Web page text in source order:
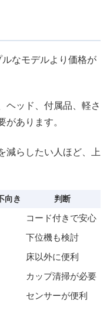
なモデルより価格が
ヘッド、付属品、軽さ
があります。
減らしたい人ほど、上
向き 判断
コード付きで安心
下位機も検討
床以外に便利
カップ清掃が必要
センサーが便利